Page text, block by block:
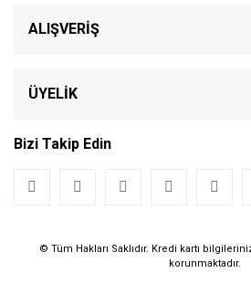
ALIŞVERİŞ
ÜYELİK
Bizi Takip Edin
© Tüm Hakları Saklıdır. Kredi kartı
korunmaktadır.